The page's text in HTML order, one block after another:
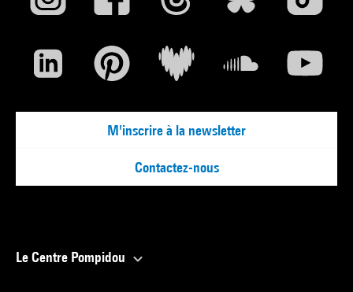
M'inscrire à la newsletter
Contactez-nous
Le Centre Pompidou